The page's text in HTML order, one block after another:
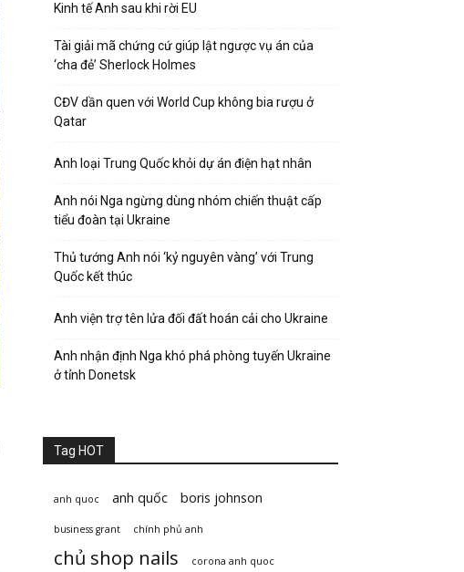
Kinh tế Anh sau khi rời EU
Tài giải mã chứng cứ giúp lật ngược vụ án của
‘cha đẻ’ Sherlock Holmes
CĐV dần quen với World Cup không bia rượu ở
Qatar
Anh loại Trung Quốc khỏi dự án điện hạt nhân
Anh nói Nga ngừng dùng nhóm chiến thuật cấp
tiểu đoàn tại Ukraine
Thủ tướng Anh nói ‘kỷ nguyên vàng’ với Trung
Quốc kết thúc
Anh viện trợ tên lửa đối đất hoán cải cho Ukraine
Anh nhận định Nga khó phá phòng tuyến Ukraine
ở tỉnh Donetsk
Tag HOT
anh quoc anh quốc boris johnson
business grant chính phủ anh
chủ shop nails corona anh quoc